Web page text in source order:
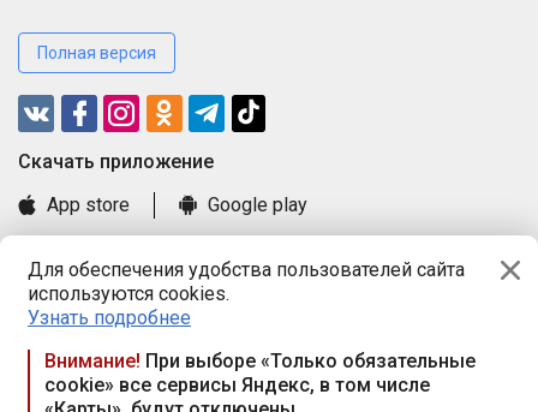
Для обеспечения удобства пользователей сайта
используются cookies.
Узнать подробнее
Внимание! При выборе «Только обязательные
cookie» все сервисы Яндекс, в том числе
Полная версия
Cкачать приложение
App store
Google play
Книга замечаний и предложений
Правила и документы
Praca.by © 2000—2026, ООО «ПРАЦА БАЙ»
Республика Беларусь, 220114, г. Минск, пр-т Независимости
117а, пом. № 9.